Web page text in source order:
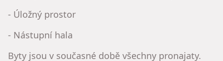
- Úložný prostor
- Nástupní hala
Byty jsou v současné době všechny pronajaty.